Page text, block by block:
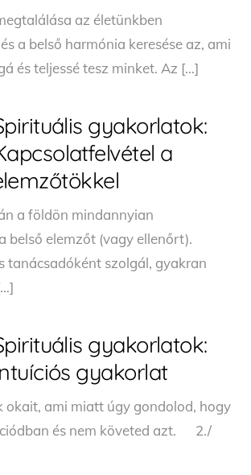
az életünkben
a belső harmónia keresése az, ami
és teljessé tesz minket. Az […]
gyakorlatok:
a
a földön mindannyian
belső elemzőt (vagy ellenőrt).
tanácsadóként szolgál, gyakran
gyakorlatok:
gyakorlat
okait, ami miatt úgy gondolod, hogy
és nem követed azt. 2./